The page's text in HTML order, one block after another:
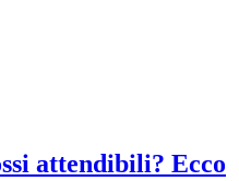
attendibili? Ecco